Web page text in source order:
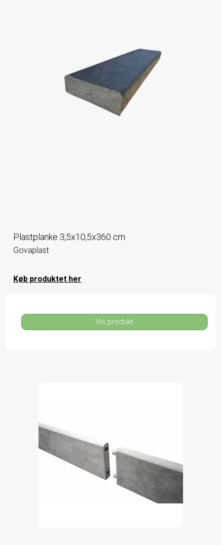
Plastplanke 3,5x10,5x360 cm
Govaplast
Køb produktet her
Vis produkt